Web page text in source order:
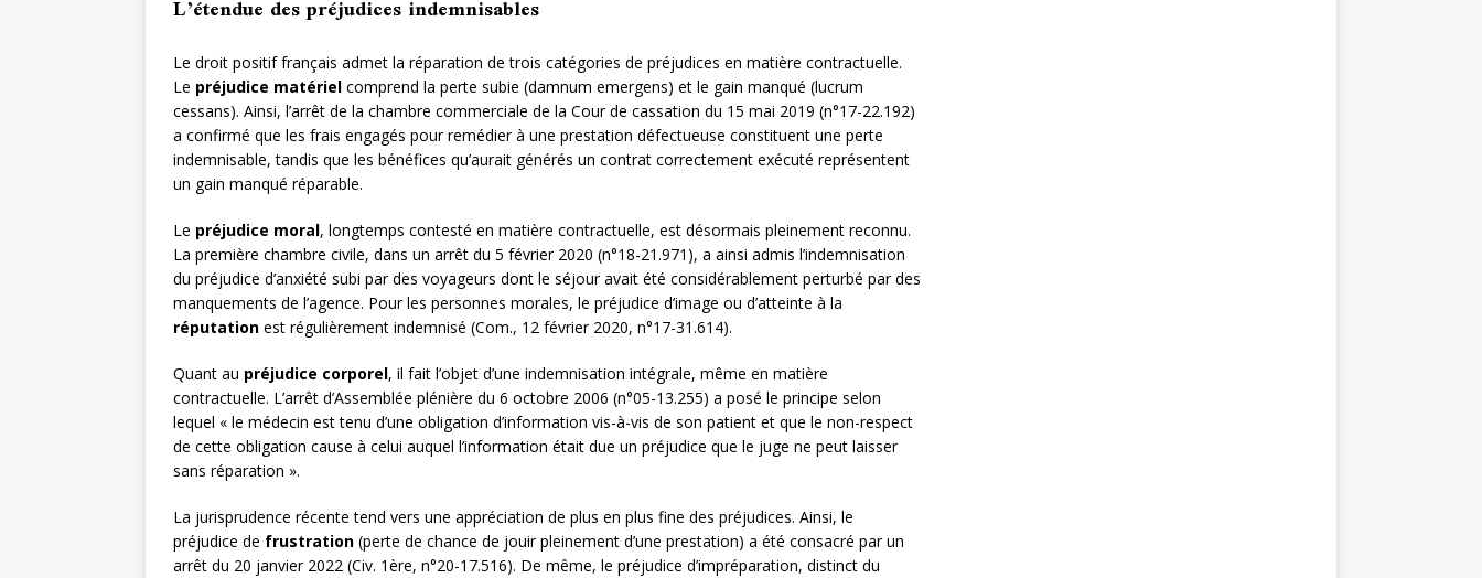
L’étendue des préjudices indemnisables
Le droit positif français admet la réparation de trois catégories de préjudices en matière contractuelle.
Le préjudice matériel comprend la perte subie (damnum emergens) et le gain manqué (lucrum
cessans). Ainsi, l’arrêt de la chambre commerciale de la Cour de cassation du 15 mai 2019 (n°17-22.192)
a confirmé que les frais engagés pour remédier à une prestation défectueuse constituent une perte
indemnisable, tandis que les bénéfices qu’aurait générés un contrat correctement exécuté représentent
un gain manqué réparable.
Le préjudice moral, longtemps contesté en matière contractuelle, est désormais pleinement reconnu.
La première chambre civile, dans un arrêt du 5 février 2020 (n°18-21.971), a ainsi admis l’indemnisation
du préjudice d’anxiété subi par des voyageurs dont le séjour avait été considérablement perturbé par des
manquements de l’agence. Pour les personnes morales, le préjudice d’image ou d’atteinte à la
réputation est régulièrement indemnisé (Com., 12 février 2020, n°17-31.614).
Quant au préjudice corporel, il fait l’objet d’une indemnisation intégrale, même en matière
contractuelle. L’arrêt d’Assemblée plénière du 6 octobre 2006 (n°05-13.255) a posé le principe selon
lequel « le médecin est tenu d’une obligation d’information vis-à-vis de son patient et que le non-respect
de cette obligation cause à celui auquel l’information était due un préjudice que le juge ne peut laisser
sans réparation ».
La jurisprudence récente tend vers une appréciation de plus en plus fine des préjudices. Ainsi, le
préjudice de frustration (perte de chance de jouir pleinement d’une prestation) a été consacré par un
arrêt du 20 janvier 2022 (Civ. 1ère, n°20-17.516). De même, le préjudice d’impréparation, distinct du